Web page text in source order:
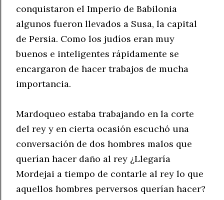
conquistaron el Imperio de Babilonia
algunos fueron llevados a Susa, la capital
de Persia. Como los judíos eran muy
buenos e inteligentes rápidamente se
encargaron de hacer trabajos de mucha
importancia.
Mardoqueo estaba trabajando en la corte
del rey y en cierta ocasión escuchó una
conversación de dos hombres malos que
querían hacer daño al rey ¿Llegaría
Mordejai a tiempo de contarle al rey lo que
aquellos hombres perversos querían hacer?